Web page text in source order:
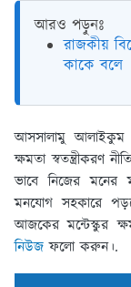
আরও পড়ুনঃ
রাজকীয়
কাকে বলে
আসসালামু আলাইকুম
ক্ষমতা স্বতন্ত্রীকরণ
ভাবে নিজের মনের
মনযোগ সহকারে
আজকের মন্টেস্কুর
নিউজ ফলো করুন।.